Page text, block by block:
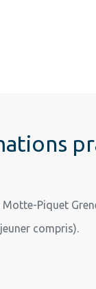
Piquet
compris).